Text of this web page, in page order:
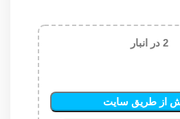
2 در انبار
از طریق سایت